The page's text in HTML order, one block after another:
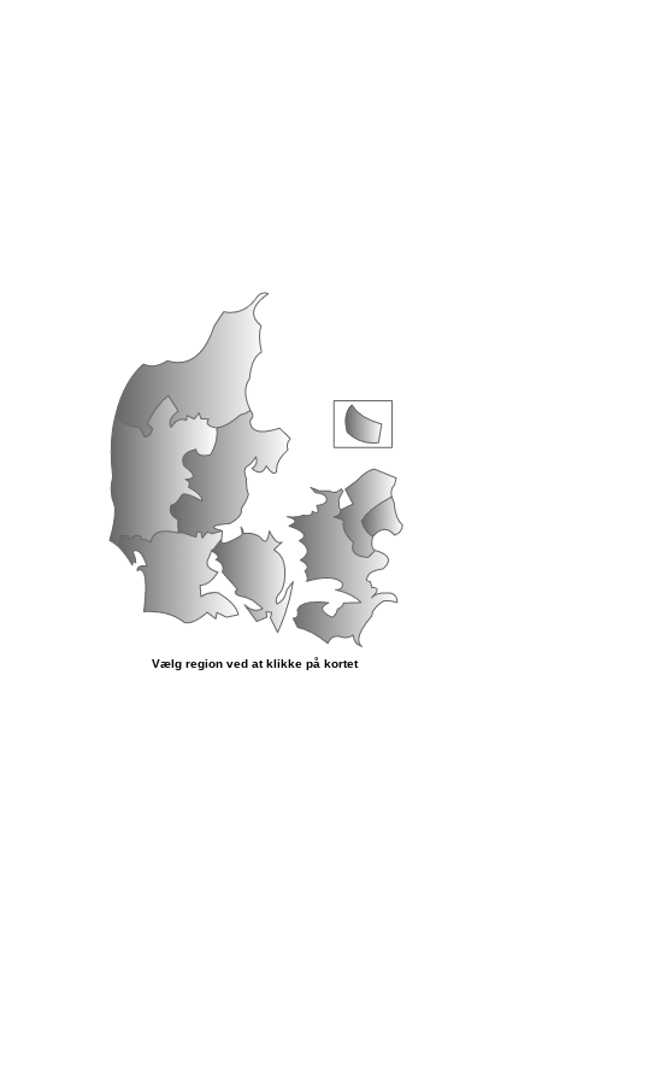
Vælg region ved at klikke på kortet